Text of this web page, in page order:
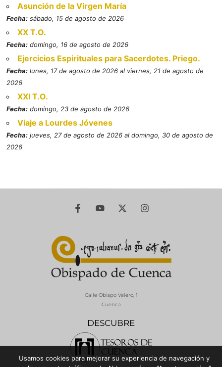
Asunción de la Virgen María
Fecha: sábado, 15 de agosto de 2026
XX T.O.
Fecha: domingo, 16 de agosto de 2026
Ejercicios Espirituales para Sacerdotes. Priego.
Fecha: lunes, 17 de agosto de 2026 al viernes, 21 de agosto de
2026
XXI T.O.
Fecha: domingo, 23 de agosto de 2026
Viaje a Lourdes Jóvenes
Fecha: jueves, 27 de agosto de 2026 al domingo, 30 de agosto de
2026
DESCUBRE
Calle Obispo Valero, 1
Cuenca
Usamos cookies para mejorar su experiencia de navegación y